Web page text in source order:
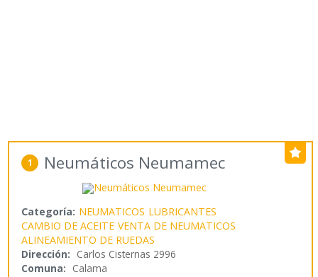
1 Neumáticos Neumamec
Categoría: NEUMATICOS LUBRICANTES
CAMBIO DE ACEITE VENTA DE NEUMATICOS
ALINEAMIENTO DE RUEDAS
Dirección: Carlos Cisternas 2996
Comuna: Calama